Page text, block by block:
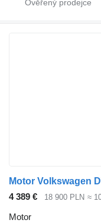
4 389 € 18 900 PLN ≈
Motor